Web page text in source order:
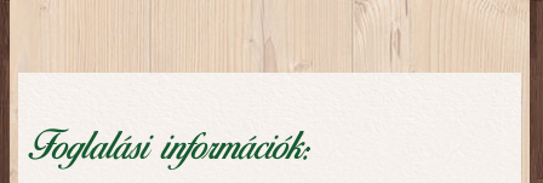
Foglalási információk: